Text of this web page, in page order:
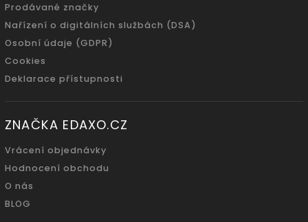
Prodávané značky
Nařízení o digitálních službách (DSA)
Osobní údaje (GDPR)
Cookies
Deklarace přístupnosti
ZNAČKA EDAXO.CZ
Vrácení objednávky
Hodnocení obchodu
O nás
BLOG